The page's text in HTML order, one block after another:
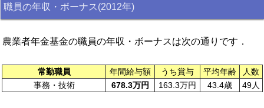
職員の年収・ボーナス(2012年)
農業者年金基金の職員の年収・ボーナスは次の通りです．
常勤職員 年間給与額 うち賞与 平均年齢
人数
事務・技術
678.3万円 163.3万円 43.4歳 49人